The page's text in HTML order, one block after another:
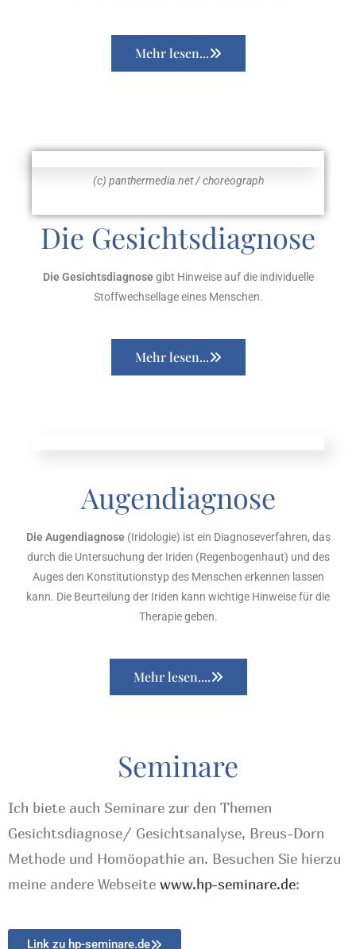
Mehr lesen...
(c) panthermedia.net / choreograph
Die Gesichtsdiagnose
Die Gesichtsdiagnose gibt Hinweise auf die individuelle
Stoffwechsellage eines Menschen.
Mehr lesen...
Augendiagnose
Die Augendiagnose (Iridologie) ist ein Diagnoseverfahren, das
durch die Untersuchung der Iriden (Regenbogenhaut) und des
Auges den Konstitutionstyp des Menschen erkennen lassen
kann. Die Beurteilung der Iriden kann wichtige Hinweise für die
Therapie geben.
Mehr lesen....
Seminare
Ich biete auch Seminare zur den Themen
Gesichtsdiagnose/ Gesichtsanalyse, Breus-Dorn
Methode und Homöopathie an. Besuchen Sie hierzu
meine andere Webseite www.hp-seminare.de:
Link zu hp-seminare.de